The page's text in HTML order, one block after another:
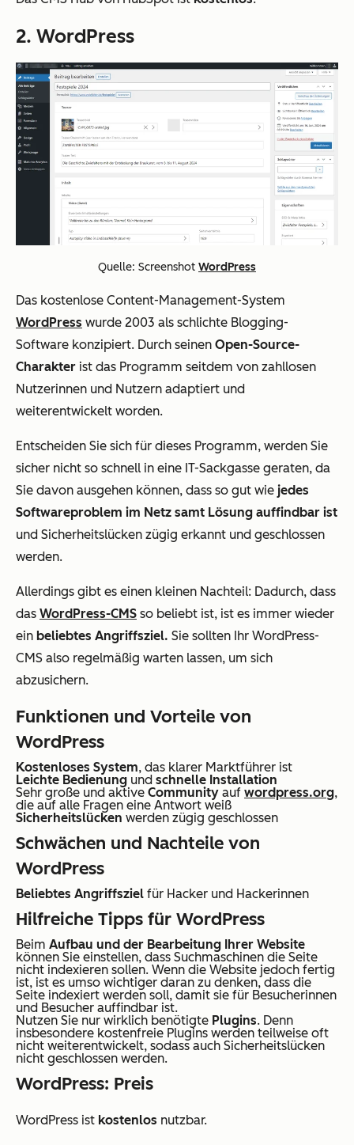
2. WordPress
Quelle: Screenshot WordPress
Das kostenlose Content-Management-System
WordPress wurde 2003 als schlichte Blogging-
Software konzipiert. Durch seinen Open-Source-
Charakter ist das Programm seitdem von zahllosen
Nutzerinnen und Nutzern adaptiert und
weiterentwickelt worden.
Entscheiden Sie sich für dieses Programm, werden Sie
sicher nicht so schnell in eine IT-Sackgasse geraten, da
Sie davon ausgehen können, dass so gut wie jedes
Softwareproblem im Netz samt Lösung auffindbar ist
und Sicherheitslücken zügig erkannt und geschlossen
werden.
Allerdings gibt es einen kleinen Nachteil: Dadurch, dass
das WordPress-CMS so beliebt ist, ist es immer wieder
ein beliebtes Angriffsziel. Sie sollten Ihr WordPress-
CMS also regelmäßig warten lassen, um sich
abzusichern.
Funktionen und Vorteile von
WordPress
Kostenloses System, das klarer Marktführer ist
Leichte Bedienung und schnelle Installation
Sehr große und aktive Community auf wordpress.org,
die auf alle Fragen eine Antwort weiß
Sicherheitslücken werden zügig geschlossen
Schwächen und Nachteile von
WordPress
Beliebtes Angriffsziel für Hacker und Hackerinnen
Hilfreiche Tipps für WordPress
Beim Aufbau und der Bearbeitung Ihrer Website
können Sie einstellen, dass Suchmaschinen die Seite
nicht indexieren sollen. Wenn die Website jedoch fertig
ist, ist es umso wichtiger daran zu denken, dass die
Seite indexiert werden soll, damit sie für Besucherinnen
und Besucher auffindbar ist.
Nutzen Sie nur wirklich benötigte Plugins. Denn
insbesondere kostenfreie Plugins werden teilweise oft
nicht weiterentwickelt, sodass auch Sicherheitslücken
nicht geschlossen werden.
WordPress: Preis
WordPress ist kostenlos nutzbar.